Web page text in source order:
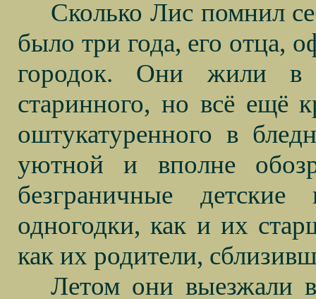
Сколько Лис помнил
было три года, его отца,
городок. Они жили в
старинного, но всё ещё
оштукатуренного в
уютной и вполне
безграничные
одногодки, как и их
как их родители,
Летом они выезжали